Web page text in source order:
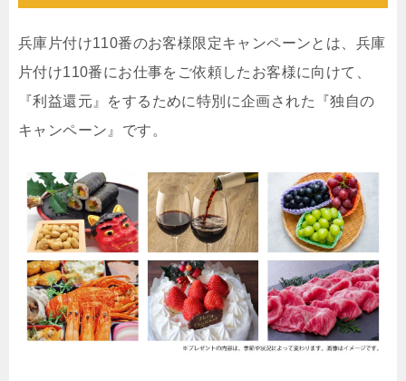
兵庫片付け110番のお客様限定キャンペーンとは、兵庫
片付け110番にお仕事をご依頼したお客様に向けて、
『利益還元』をするために特別に企画された『独自の
キャンペーン』です。